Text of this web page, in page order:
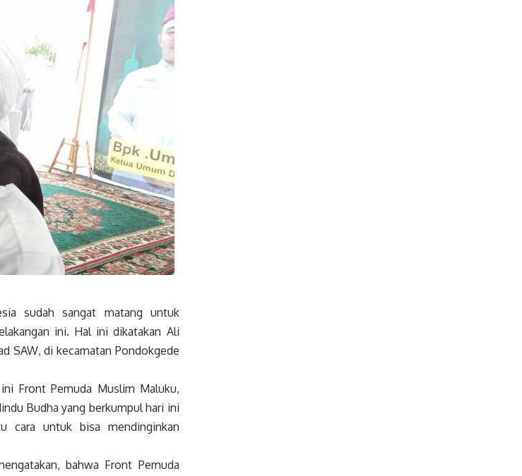
sudah sangat matang untuk
ini. Hal ini dikatakan Ali
SAW, di kecamatan Pondokgede
Front Pemuda Muslim Maluku,
Budha yang berkumpul hari ini
cara untuk bisa mendinginkan
bahwa Front Pemuda